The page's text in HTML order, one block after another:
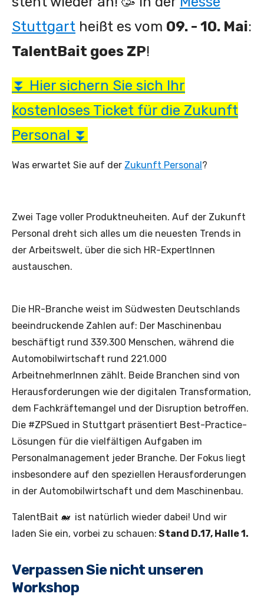
Stuttgart heißt es vom 09. - 10. Mai:
TalentBait goes ZP!
⏬ Hier sichern Sie sich Ihr
kostenloses Ticket für die Zukunft
Personal ⏬
Was erwartet Sie auf der Zukunft Personal?
Zwei Tage voller Produktneuheiten. Auf der Zukunft
Personal dreht sich alles um die neuesten Trends in
der Arbeitswelt, über die sich HR-ExpertInnen
austauschen.
Die HR-Branche weist im Südwesten Deutschlands
beeindruckende Zahlen auf: Der Maschinenbau
beschäftigt rund 339.300 Menschen, während die
Automobilwirtschaft rund 221.000
ArbeitnehmerInnen zählt. Beide Branchen sind von
Herausforderungen wie der digitalen Transformation,
dem Fachkräftemangel und der Disruption betroffen.
Die #ZPSued in Stuttgart präsentiert Best-Practice-
Lösungen für die vielfältigen Aufgaben im
Personalmanagement jeder Branche. Der Fokus liegt
insbesondere auf den speziellen Herausforderungen
in der Automobilwirtschaft und dem Maschinenbau.
TalentBait 🐋 ist natürlich wieder dabei! Und wir
laden Sie ein, vorbei zu schauen: Stand D.17, Halle 1.
Verpassen Sie nicht unseren
Workshop